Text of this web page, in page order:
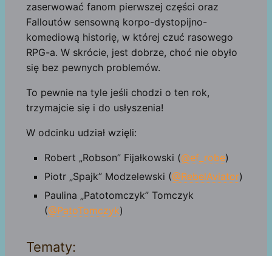
zaserwować fanom pierwszej części oraz
Falloutów sensowną korpo-dystopijno-
komediową historię, w której czuć rasowego
RPG-a. W skrócie, jest dobrze, choć nie obyło
się bez pewnych problemów.
To pewnie na tyle jeśli chodzi o ten rok,
trzymajcie się i do usłyszenia!
W odcinku udział wzięli:
Robert „Robson” Fijałkowski (@ef_robe)
Piotr „Spajk” Modzelewski (@RebelAviator)
Paulina „Patotomczyk” Tomczyk
(@PatoTomczyk)
Tematy: